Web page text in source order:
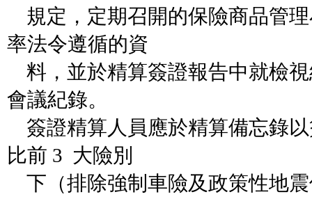
規定，定期召開的保險商品管
率法令遵循的資
料，並於精算簽證報告中就檢
會議紀錄。
簽證精算人員應於精算備忘錄
比前 3 大險別
下（排除強制車險及政策性地